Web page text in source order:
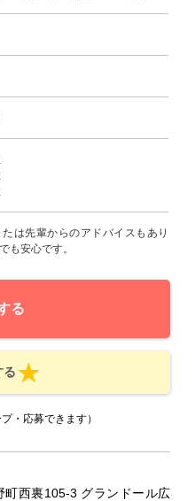
は先輩からのアドバイスもあり
も安心です。
る
る
・応募できます）
町西裏105-3 グランドール広